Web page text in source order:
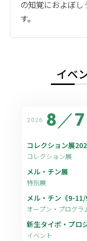
の知覚におよぼ
す。
イベ
2026 8／7
コレクション展
コレクション展
メル・チン展
特別展
メル・チン《9-
オープン・プログラ
新生タイポ・プロ
イベント